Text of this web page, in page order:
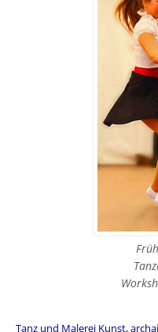
Tanz und Malerei Kunst,